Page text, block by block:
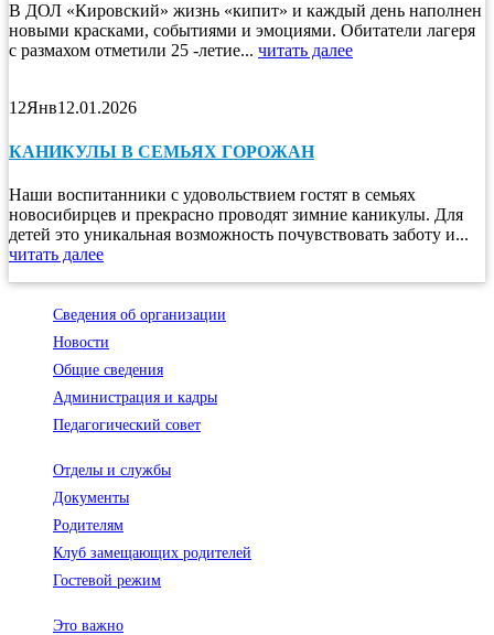
В ДОЛ «Кировский» жизнь «кипит» и каждый день наполнен
новыми красками, событиями и эмоциями. Обитатели лагеря
с размахом отметили 25 -летие... читать далее
12Янв12.01.2026
КАНИКУЛЫ В СЕМЬЯХ ГОРОЖАН
Наши воспитанники с удовольствием гостят в семьях
новосибирцев и прекрасно проводят зимние каникулы. Для
детей это уникальная возможность почувствовать заботу и...
читать далее
Сведения об организации
Новости
Общие сведения
Администрация и кадры
Педагогический совет
Отделы и службы
Документы
Родителям
Клуб замещающих родителей
Гостевой режим
Это важно